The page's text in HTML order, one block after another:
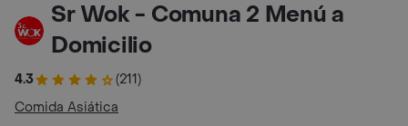
Sr Wok - Comuna 2 Menú a
Domicilio
4.3
(211)
Comida Asiática